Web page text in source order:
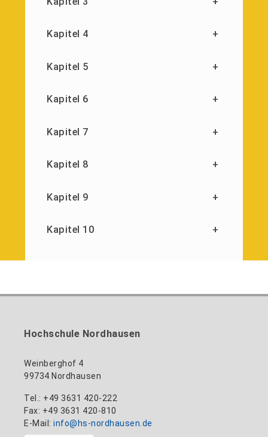
Kapitel 4 +
Kapitel 5 +
Kapitel 6 +
Kapitel 7 +
Kapitel 8 +
Kapitel 9 +
Kapitel 10 +
Hochschule Nordhausen
Weinberghof 4
99734 Nordhausen
Tel.: +49 3631 420-222
Fax: +49 3631 420-810
E-Mail: info@hs-nordhausen.de